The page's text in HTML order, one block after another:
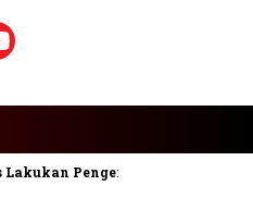
Pembangkit EBT